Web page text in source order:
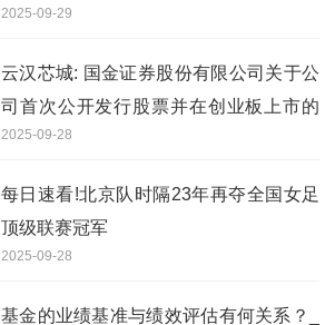
2025-09-29
云汉芯城: 国金证券股份有限公司关于公
司首次公开发行股票并在创业板上市的
上市保荐书内容摘要
2025-09-28
每日速看!北京队时隔23年再夺全国女足
顶级联赛冠军
2025-09-28
基金的业绩基准与绩效评估有何关系？_